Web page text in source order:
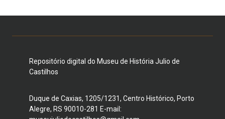
Repositório digital do Museu de História Julio de
Castilhos
Duque de Caxias, 1205/1231, Centro Histórico, Porto
Alegre, RS 90010-281 E-mail: